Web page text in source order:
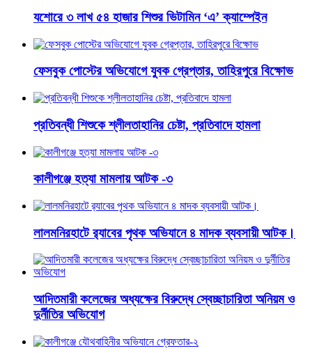
যশোরে ৩ লাখ ৫৪ হাজার শিশুর ভিটামিন ‘এ’ ক্যাম্পেইন
ফেসবুক পোস্টের অভিযোগে যুবক গ্রেপ্তার, তাহিরপুরে বিক্ষোভ
প্রতিবন্ধী শিশুকে শ্লীলতাহানির চেষ্টা, প্রতিবাদে হামলা
কালীগঞ্জে হত্যা মামলায় আটক -৩
লালমনিরহাটে র‍্যাবের পৃথক অভিযানে ৪ মাদক ব্যবসায়ী আটক।
আদিতমারী কলেজের অধ্যক্ষের বিরুদ্ধে স্বেচ্ছাচারিতা অনিয়ম ও
দুর্নীতির অভিযোগ